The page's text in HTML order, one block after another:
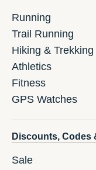
Running
Trail Running
Hiking & Trekking
Athletics
Fitness
GPS Watches
Discounts, Codes
Sale